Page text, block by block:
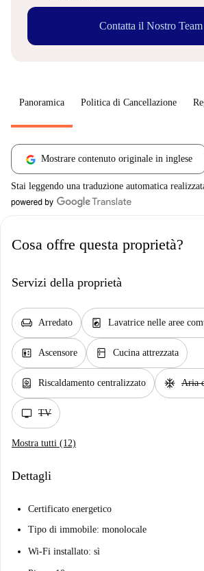
Contatta il Nostro Team
Panoramica Politica di Cancellazione
Mostrare contenuto originale in inglese
Stai leggendo una traduzione automatica
Cosa offre questa proprietà?
Servizi della proprietà
chair Arredato local_laundry_service Lavatrice nelle aree
elevator Ascensore kitchen Cucina attrezzata
water_heater Riscaldamento centralizzato ac_unit Aria
tv TV
Mostra tutti (12)
Dettagli
Certificato energetico
Tipo di immobile: monolocale
Wi-Fi installato: sì